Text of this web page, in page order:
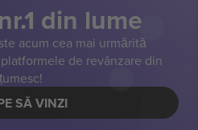
din lume
acum cea mai urmărită
de revânzare din
SĂ VINZI